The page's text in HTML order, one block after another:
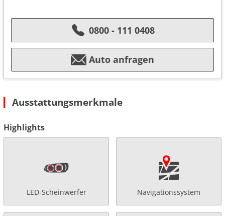
0800 - 111 0408
Auto anfragen
Ausstattungsmerkmale
Highlights
LED-Scheinwerfer Navigationssystem